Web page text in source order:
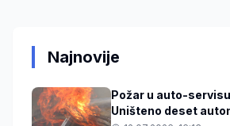
Najnovije
Požar u auto-
Uništeno deset